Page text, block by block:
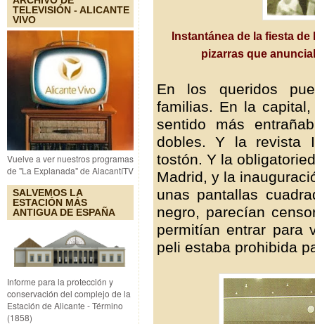
TELEVISIÓN - ALICANTE
VIVO
Vuelve a ver nuestros programas
de "La Explanada" de AlacantíTV
SALVEMOS LA
ESTACIÓN MÁS
ANTIGUA DE ESPAÑA
Informe para la protección y
conservación del complejo de la
Estación de Alicante - Término
(1858)
Instantánea de la fiesta
pizarras que
En los queridos
familias. En la
sentido más
dobles. Y la revista
tostón. Y la
Madrid, y la
unas pantallas
negro, parecían
permitían entrar para
peli estaba prohibida